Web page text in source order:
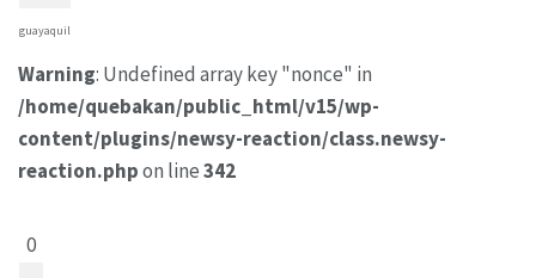
guayaquil
Warning: Undefined array key "nonce" in
/home/quebakan/public_html/v15/wp-
content/plugins/newsy-reaction/class.newsy-
reaction.phpon line342
0